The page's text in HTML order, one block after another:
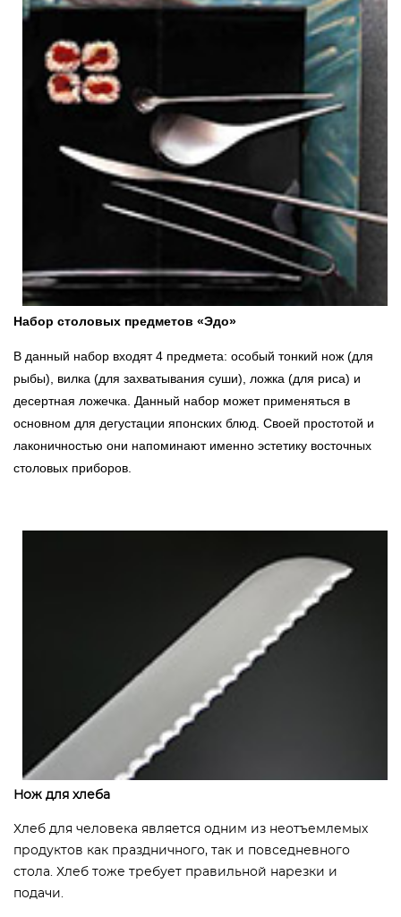
Набор столовых предметов «Эдо»
В данный набор входят 4 предмета: особый тонкий нож (для
рыбы), вилка (для захватывания суши), ложка (для риса) и
десертная ложечка. Данный набор может применяться в
основном для дегустации японских блюд. Своей простотой и
лаконичностью они напоминают именно эстетику восточных
столовых приборов.
Нож для хлеба
Хлеб для человека является одним из неотъемлемых
продуктов как праздничного, так и повседневного
стола. Хлеб тоже требует правильной нарезки и
подачи.